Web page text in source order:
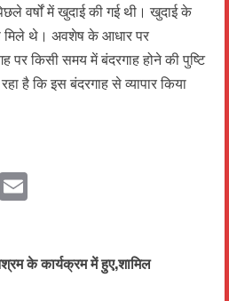
वर्षों में खुदाई की गई थी। खुदाई के
मिले थे। अवशेष के आधार पर
पर किसी समय में बंदरगाह होने की पुष्टि
है कि इस बंदरगाह से व्यापार किया
Twitter
के कार्यक्रम में हुए,शामिल